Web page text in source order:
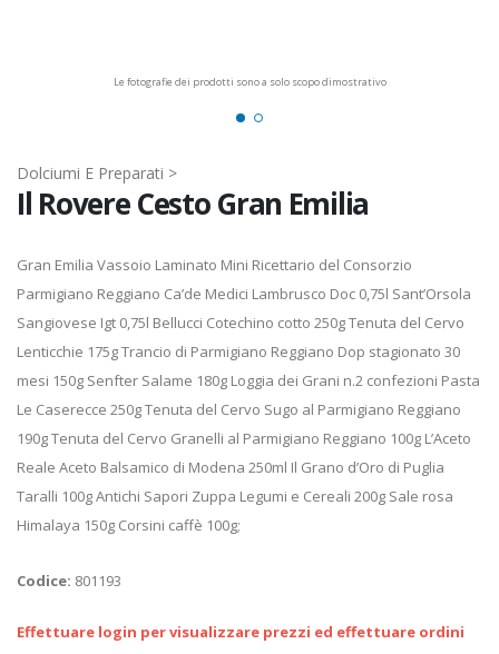
Le fotografie dei prodotti sono a solo scopo dimostrativo
Dolciumi E Preparati >
Il Rovere Cesto Gran Emilia
Gran Emilia Vassoio Laminato Mini Ricettario del Consorzio
Parmigiano Reggiano Ca’de Medici Lambrusco Doc 0,75l Sant’Orsola
Sangiovese Igt 0,75l Bellucci Cotechino cotto 250g Tenuta del Cervo
Lenticchie 175g Trancio di Parmigiano Reggiano Dop stagionato 30
mesi 150g Senfter Salame 180g Loggia dei Grani n.2 confezioni Pasta
Le Caserecce 250g Tenuta del Cervo Sugo al Parmigiano Reggiano
190g Tenuta del Cervo Granelli al Parmigiano Reggiano 100g L’Aceto
Reale Aceto Balsamico di Modena 250ml Il Grano d’Oro di Puglia
Taralli 100g Antichi Sapori Zuppa Legumi e Cereali 200g Sale rosa
Himalaya 150g Corsini caffè 100g;
Codice: 801193
Effettuare login per visualizzare prezzi ed effettuare ordini